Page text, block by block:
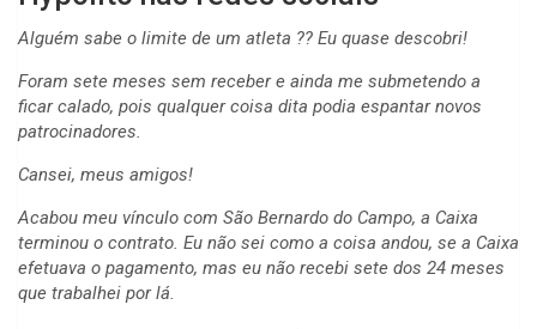
Alguém sabe o limite de um atleta ?? Eu quase descobri!
Foram sete meses sem receber e ainda me submetendo a
ficar calado, pois qualquer coisa dita podia espantar novos
patrocinadores.
Cansei, meus amigos!
Acabou meu vínculo com São Bernardo do Campo, a Caixa
terminou o contrato. Eu não sei como a coisa andou, se a Caixa
efetuava o pagamento, mas eu não recebi sete dos 24 meses
que trabalhei por lá.